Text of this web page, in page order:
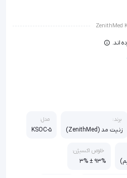
ZenithMed
برند:
زنیت مد (ZenithMed)
مدل:
KSOC-5
خلوص اکسیژن:
93% ± 3%